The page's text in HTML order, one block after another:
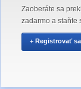
Zaoberáte sa
zadarmo a staňte
+ Registrovať sa